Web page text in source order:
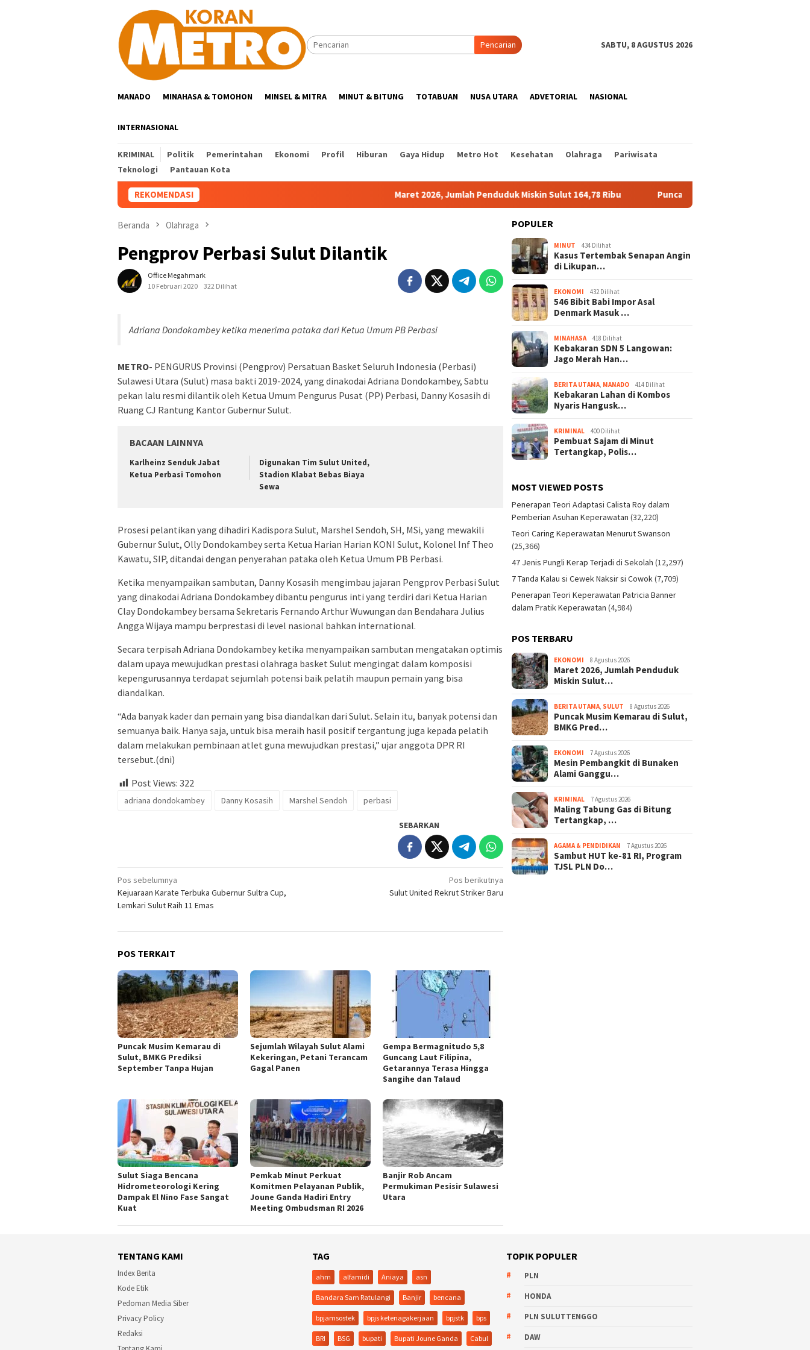
Pencarian
SABTU, 8 AGUSTUS 2026
MANADO MINAHASA & TOMOHON MINSEL & MITRA MINUT & BITUNG TOTABUAN NUSA UTARA ADVETORIAL NASIONAL
INTERNASIONAL
KRIMINAL Politik Pemerintahan Ekonomi Profil Hiburan Gaya Hidup Metro Hot Kesehatan Olahraga
Pariwisata
Teknologi
Pantauan Kota
REKOMENDASI Maret 2026, Jumlah Penduduk Miskin Sulut 164,78 Ribu Puncak Musim Kemarau di Sulut, BMKG
Beranda Olahraga
Pengprov Perbasi Sulut Dilantik
Office Megahmark
10 Februari 2020
322 Dilihat
Adriana Dondokambey ketika menerima pataka dari Ketua Umum PB Perbasi
METRO- PENGURUS Provinsi (Pengprov) Persatuan Basket Seluruh Indonesia (Perbasi)
Sulawesi Utara (Sulut) masa bakti 2019-2024, yang dinakodai Adriana Dondokambey, Sabtu
pekan lalu resmi dilantik oleh Ketua Umum Pengurus Pusat (PP) Perbasi, Danny Kosasih di
Ruang CJ Rantung Kantor Gubernur Sulut.
BACAAN LAINNYA
Karlheinz Senduk Jabat
Ketua Perbasi Tomohon
Digunakan Tim Sulut United,
Stadion Klabat Bebas Biaya
Sewa
Prosesi pelantikan yang dihadiri Kadispora Sulut, Marshel Sendoh, SH, MSi, yang mewakili
Gubernur Sulut, Olly Dondokambey serta Ketua Harian Harian KONI Sulut, Kolonel Inf Theo
Kawatu, SIP, ditandai dengan penyerahan pataka oleh Ketua Umum PB Perbasi.
Ketika menyampaikan sambutan, Danny Kosasih mengimbau jajaran Pengprov Perbasi Sulut
yang dinakodai Adriana Dondokambey dibantu pengurus inti yang terdiri dari Ketua Harian
Clay Dondokambey bersama Sekretaris Fernando Arthur Wuwungan dan Bendahara Julius
Angga Wijaya mampu berprestasi di level nasional bahkan international.
Secara terpisah Adriana Dondokambey ketika menyampaikan sambutan mengatakan optimis
dalam upaya mewujudkan prestasi olahraga basket Sulut mengingat dalam komposisi
kepengurusannya terdapat sejumlah potensi baik pelatih maupun pemain yang bisa
diandalkan.
“Ada banyak kader dan pemain yang bisa diandalkan dari Sulut. Selain itu, banyak potensi dan
semuanya baik. Hanya saja, untuk bisa meraih hasil positif tergantung juga kepada pelatih
dalam melakukan pembinaan atlet guna mewujudkan prestasi,” ujar anggota DPR RI
tersebut.(dni)
Post Views: 322
adriana dondokambey Danny Kosasih Marshel Sendoh perbasi
SEBARKAN
Navigasi
pos
Pos sebelumnya
Kejuaraan Karate Terbuka Gubernur Sultra Cup,
Lemkari Sulut Raih 11 Emas
Pos berikutnya
Sulut United Rekrut Striker Baru
POS TERKAIT
Puncak Musim Kemarau di
Sulut, BMKG Prediksi
September Tanpa Hujan
Sejumlah Wilayah Sulut Alami
Kekeringan, Petani Terancam
Gagal Panen
Gempa Bermagnitudo 5,8
Guncang Laut Filipina,
Getarannya Terasa Hingga
Sangihe dan Talaud
Sulut Siaga Bencana
Hidrometeorologi Kering
Dampak El Nino Fase Sangat
Kuat
Pemkab Minut Perkuat
Komitmen Pelayanan Publik,
Joune Ganda Hadiri Entry
Meeting Ombudsman RI 2026
Banjir Rob Ancam
Permukiman Pesisir Sulawesi
Utara
POPULER
MINUT 434 Dilihat
Kasus Tertembak Senapan Angin
di Likupan…
EKONOMI 432 Dilihat
546 Bibit Babi Impor Asal
Denmark Masuk …
MINAHASA 418 Dilihat
Kebakaran SDN 5 Langowan:
Jago Merah Han…
BERITA UTAMA, MANADO 414 Dilihat
Kebakaran Lahan di Kombos
Nyaris Hangusk…
KRIMINAL 400 Dilihat
Pembuat Sajam di Minut
Tertangkap, Polis…
MOST VIEWED POSTS
Penerapan Teori Adaptasi Calista Roy dalam
Pemberian Asuhan Keperawatan (32,220)
Teori Caring Keperawatan Menurut Swanson
(25,366)
47 Jenis Pungli Kerap Terjadi di Sekolah (12,297)
7 Tanda Kalau si Cewek Naksir si Cowok(7,709)
Penerapan Teori Keperawatan Patricia Banner
dalam Pratik Keperawatan (4,984)
POS TERBARU
EKONOMI 8 Agustus 2026
Maret 2026, Jumlah Penduduk
Miskin Sulut…
BERITA UTAMA, SULUT 8 Agustus 2026
Puncak Musim Kemarau di Sulut,
BMKG Pred…
EKONOMI 7 Agustus 2026
Mesin Pembangkit di Bunaken
Alami Ganggu…
KRIMINAL 7 Agustus 2026
Maling Tabung Gas di Bitung
Tertangkap, …
AGAMA & PENDIDIKAN 7 Agustus 2026
Sambut HUT ke-81 RI, Program
TJSL PLN Do…
TENTANG KAMI
Index Berita
Kode Etik
Pedoman Media Siber
Privacy Policy
Redaksi
TAG
ahm alfamidi Aniaya asn
Bandara Sam Ratulangi Banjir bencana
bpjamsostek bpjs ketenagakerjaan bpjstk bps
BRI BSG bupati Bupati Joune Ganda Cabul
TOPIK POPULER
PLN
HONDA
PLN SULUTTENGGO
DAW